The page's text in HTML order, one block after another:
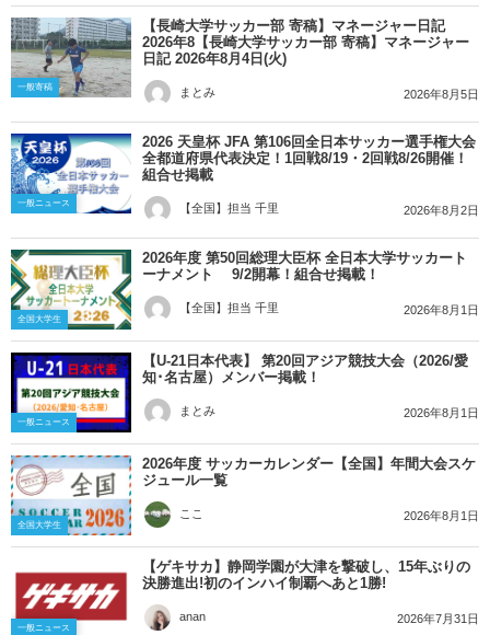
一般寄稿
【長崎大学サッカー部 寄稿】マネージャー日記
2026年8【長崎大学サッカー部 寄稿】マネージャー
日記 2026年8月4日(火)
まとみ 2026年8月5日
一般ニュース
2026 天皇杯 JFA 第106回全日本サッカー選手権大会
全都道府県代表決定！1回戦8/19・2回戦8/26開催！
組合せ掲載
【全国】担当 千里 2026年8月2日
全国大学生
2026年度 第50回総理大臣杯 全日本大学サッカート
ーナメント 9/2開幕！組合せ掲載！
【全国】担当 千里 2026年8月1日
一般ニュース
【U-21日本代表】 第20回アジア競技⼤会（2026/愛
知･名古屋）メンバー掲載！
まとみ 2026年8月1日
全国大学生
2026年度 サッカーカレンダー【全国】年間大会スケ
ジュール一覧
ここ 2026年8月1日
一般ニュース
【ゲキサカ】静岡学園が大津を撃破し、15年ぶりの
決勝進出!初のインハイ制覇へあと1勝!
anan 2026年7月31日